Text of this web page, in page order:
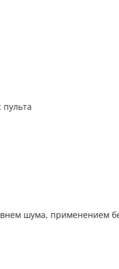
шума, применением